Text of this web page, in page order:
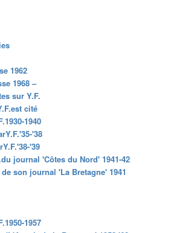
1962
1968 –
sur Y.F.
cité
1940
'38
'39
journal 'Côtes du Nord' 1941-42
son journal 'La Bretagne' 1941
1957